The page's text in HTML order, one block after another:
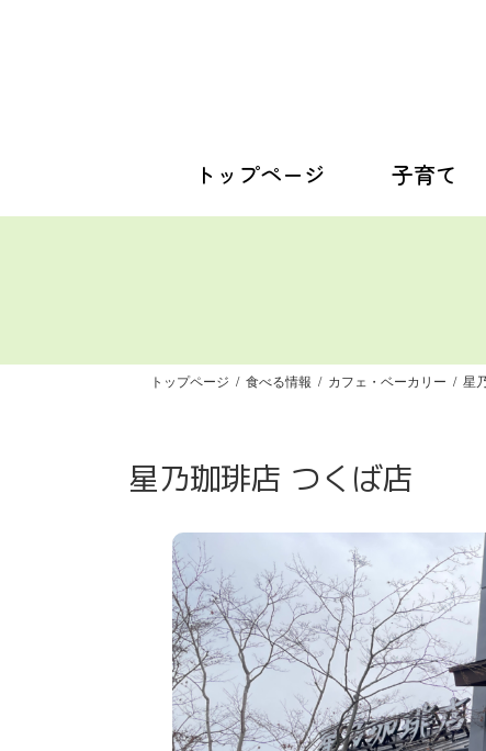
トップページ 子育て
トップページ 食べる情報 カフェ・ベーカリー 星
星乃珈琲店 つくば店